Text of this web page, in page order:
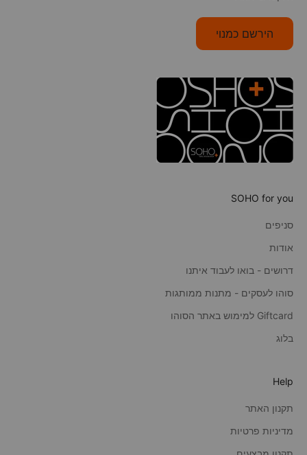
הירשם כמנוי
SOHO for you
סניפים
אודות
דרושים - בואו לעבוד איתנו
סוהו לעסקים - מתנות ממותגות
Giftcard למימוש באתר הסוהו
בלוג
Help
תקנון האתר
מדיניות פרטיות